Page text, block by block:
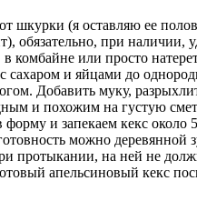
шкурки (я оставляю ее
обязательно, при наличии,
комбайне или просто
сахаром и яйцами до
Добавить муку,
и похожим на густую
форму и запекаем кекс
можно деревянной
на ней не
апельсиновый кекс